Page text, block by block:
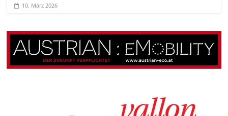
10. März 2026